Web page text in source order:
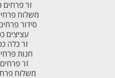
זר
משלוח
סידור
עציצים
זר כלה
חנות
זר
משלוח